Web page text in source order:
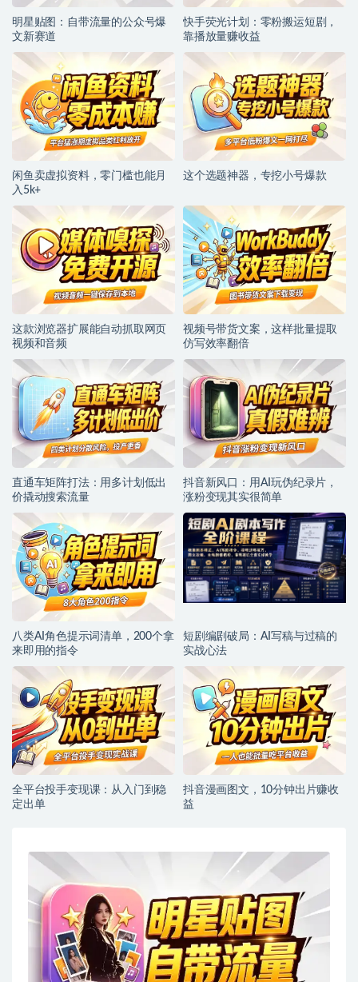
明星贴图：自带流量的公众号爆
文新赛道
快手荧光计划：零粉搬运短剧，
靠播放量赚收益
闲鱼卖虚拟资料，零门槛也能月
入5k+
这个选题神器，专挖小号爆款
这款浏览器扩展能自动抓取网页
视频和音频
视频号带货文案，这样批量提取
仿写效率翻倍
直通车矩阵打法：用多计划低出
价撬动搜索流量
抖音新风口：用AI玩伪纪录片，
涨粉变现其实很简单
八类AI角色提示词清单，200个拿
来即用的指令
短剧编剧破局：AI写稿与过稿的
实战心法
全平台投手变现课：从入门到稳
定出单
抖音漫画图文，10分钟出片赚收
益